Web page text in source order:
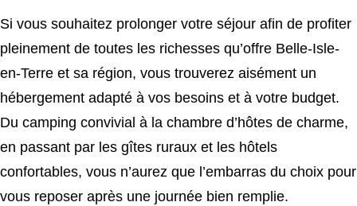
Si vous souhaitez prolonger votre séjour afin de profiter
pleinement de toutes les richesses qu’offre Belle-Isle-
en-Terre et sa région, vous trouverez aisément un
hébergement adapté à vos besoins et à votre budget.
Du camping convivial à la chambre d’hôtes de charme,
en passant par les gîtes ruraux et les hôtels
confortables, vous n’aurez que l’embarras du choix pour
vous reposer après une journée bien remplie.